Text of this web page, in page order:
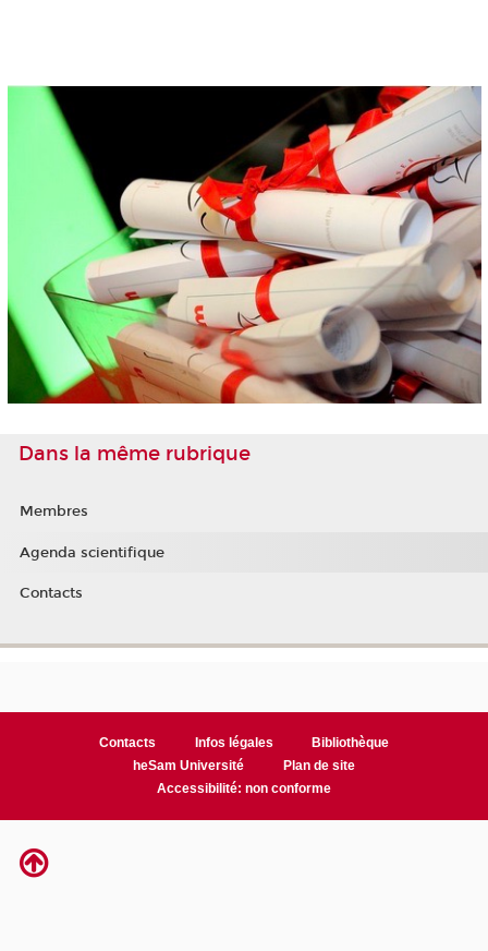
Dans la même rubrique
Membres
Agenda scientifique
Contacts
Contacts Infos légales
Bibliothèque
heSam Université
Plan de site
Accessibilité: non conforme